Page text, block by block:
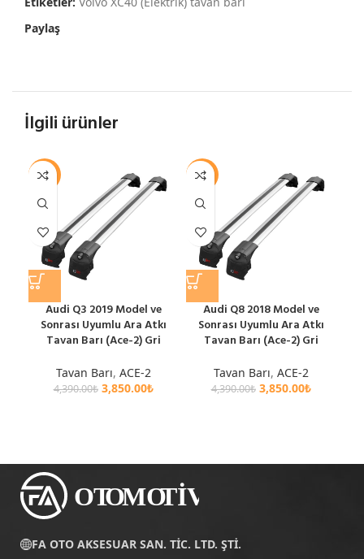
Paylaş
İlgili ürünler
-12%
Audi Q3 2019 Model ve
Sonrası Uyumlu Ara Atkı
Tavan Barı (Ace-2) Gri
Tavan Barı, ACE-2
4,390.00₺ 3,850.00₺
-12%
Audi Q8 2018 Model ve
Sonrası Uyumlu Ara Atkı
Tavan Barı (Ace-2) Gri
Tavan Barı, ACE-2
4,390.00₺ 3,850.00₺
FA OTO AKSESUAR SAN. TİC. LTD. ŞTİ.